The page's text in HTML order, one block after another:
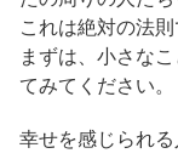
これは絶対の法則
まずは、小さな
てみてください。
幸せを感じられ